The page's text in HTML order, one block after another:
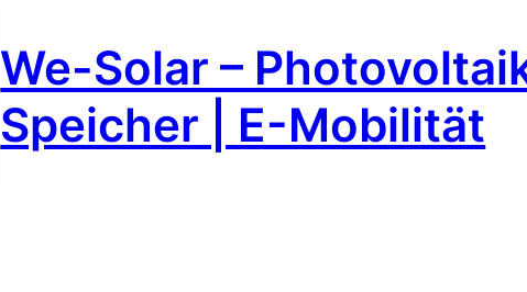
We-Solar – Photovoltaik
Speicher | E-Mobilität